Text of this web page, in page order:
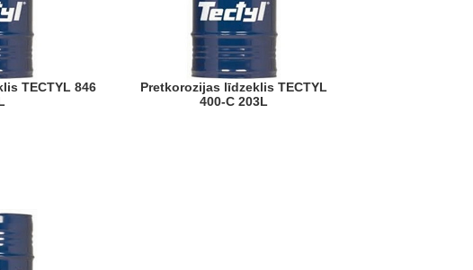
Pretkorozijas līdzeklis TECTYL
400-C 203L